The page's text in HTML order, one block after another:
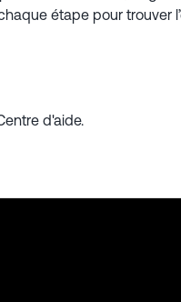
étape pour
d'aide.